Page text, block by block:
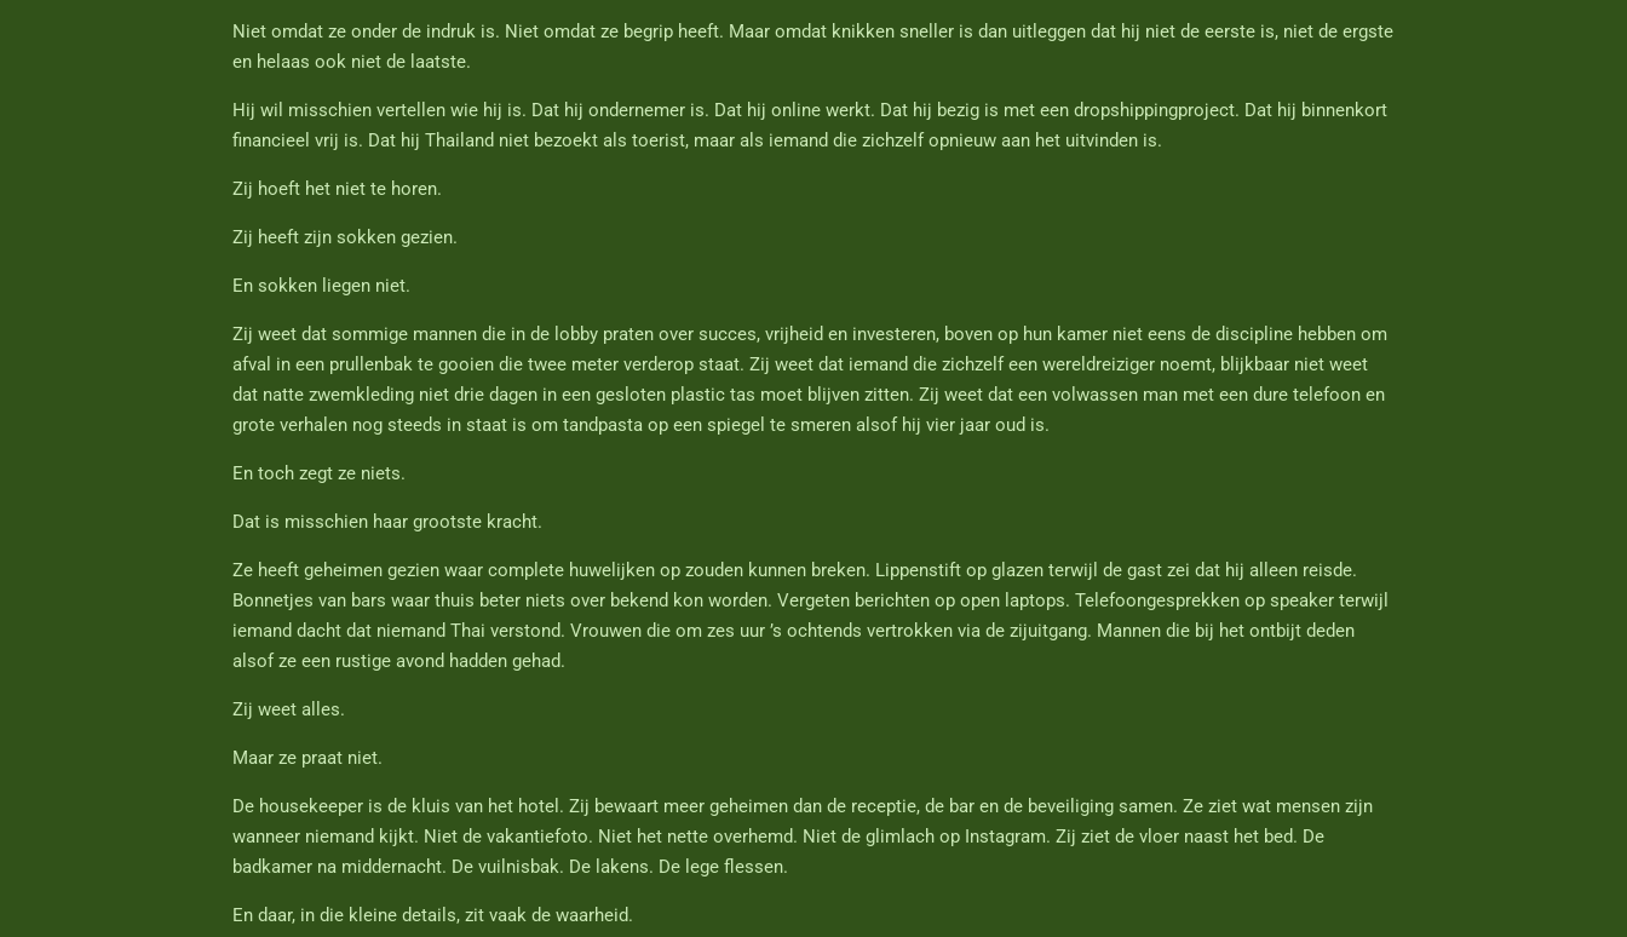
Niet omdat ze onder de indruk is. Niet omdat ze begrip heeft. Maar omdat knikken sneller is dan uitleggen dat hij niet de eerste is, niet de ergste
en helaas ook niet de laatste.
Hij wil misschien vertellen wie hij is. Dat hij ondernemer is. Dat hij online werkt. Dat hij bezig is met een dropshippingproject. Dat hij binnenkort
financieel vrij is. Dat hij Thailand niet bezoekt als toerist, maar als iemand die zichzelf opnieuw aan het uitvinden is.
Zij hoeft het niet te horen.
Zij heeft zijn sokken gezien.
En sokken liegen niet.
Zij weet dat sommige mannen die in de lobby praten over succes, vrijheid en investeren, boven op hun kamer niet eens de discipline hebben om
afval in een prullenbak te gooien die twee meter verderop staat. Zij weet dat iemand die zichzelf een wereldreiziger noemt, blijkbaar niet weet
dat natte zwemkleding niet drie dagen in een gesloten plastic tas moet blijven zitten. Zij weet dat een volwassen man met een dure telefoon en
grote verhalen nog steeds in staat is om tandpasta op een spiegel te smeren alsof hij vier jaar oud is.
En toch zegt ze niets.
Dat is misschien haar grootste kracht.
Ze heeft geheimen gezien waar complete huwelijken op zouden kunnen breken. Lippenstift op glazen terwijl de gast zei dat hij alleen reisde.
Bonnetjes van bars waar thuis beter niets over bekend kon worden. Vergeten berichten op open laptops. Telefoongesprekken op speaker terwijl
iemand dacht dat niemand Thai verstond. Vrouwen die om zes uur ’s ochtends vertrokken via de zijuitgang. Mannen die bij het ontbijt deden
alsof ze een rustige avond hadden gehad.
Zij weet alles.
Maar ze praat niet.
De housekeeper is de kluis van het hotel. Zij bewaart meer geheimen dan de receptie, de bar en de beveiliging samen. Ze ziet wat mensen zijn
wanneer niemand kijkt. Niet de vakantiefoto. Niet het nette overhemd. Niet de glimlach op Instagram. Zij ziet de vloer naast het bed. De
badkamer na middernacht. De vuilnisbak. De lakens. De lege flessen.
En daar, in die kleine details, zit vaak de waarheid.